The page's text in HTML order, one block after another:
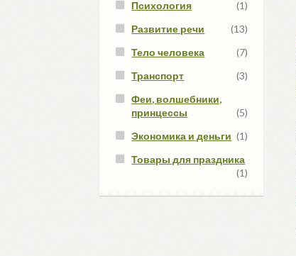
Психология
(1)
Развитие речи
(13)
Тело человека
(7)
Транспорт
(3)
Феи, волшебники,
принцессы
(5)
Экономика и деньги (1)
Товары для праздника
(1)